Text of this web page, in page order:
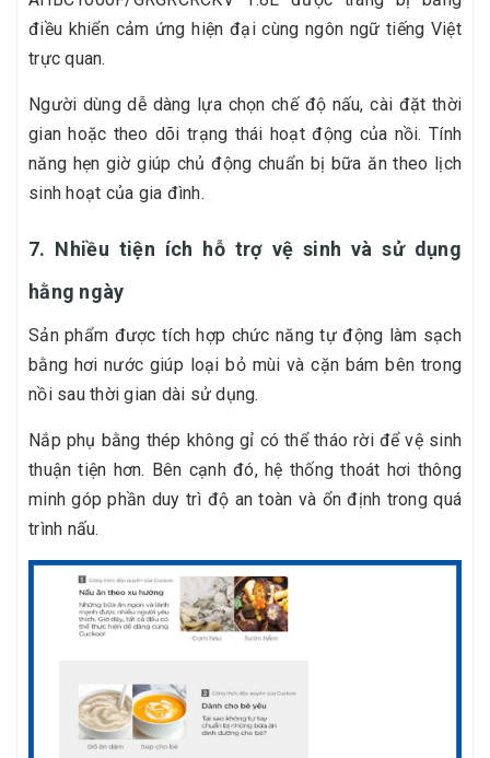
điều khiển cảm ứng hiện đại cùng ngôn ngữ tiếng Việt
trực quan.
Người dùng dễ dàng lựa chọn chế độ nấu, cài đặt thời
gian hoặc theo dõi trạng thái hoạt động của nồi. Tính
năng hẹn giờ giúp chủ động chuẩn bị bữa ăn theo lịch
sinh hoạt của gia đình.
7. Nhiều tiện ích hỗ trợ vệ sinh và sử dụng
hằng ngày
Sản phẩm được tích hợp chức năng tự động làm sạch
bằng hơi nước giúp loại bỏ mùi và cặn bám bên trong
nồi sau thời gian dài sử dụng.
Nắp phụ bằng thép không gỉ có thể tháo rời để vệ sinh
thuận tiện hơn. Bên cạnh đó, hệ thống thoát hơi thông
minh góp phần duy trì độ an toàn và ổn định trong quá
trình nấu.